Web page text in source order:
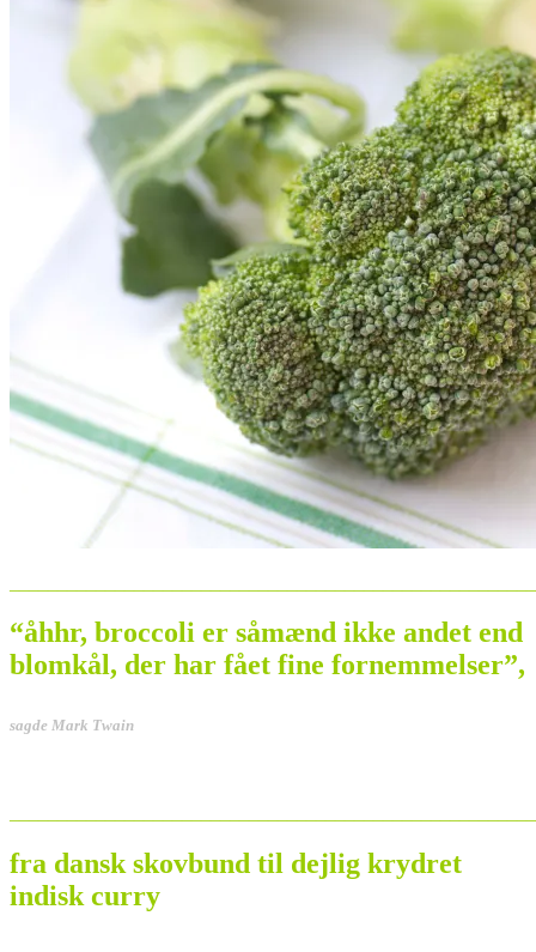
“åhhr, broccoli er såmænd ikke andet end
blomkål, der har fået fine fornemmelser”,
sagde Mark Twain
fra dansk skovbund til dejlig krydret
indisk curry